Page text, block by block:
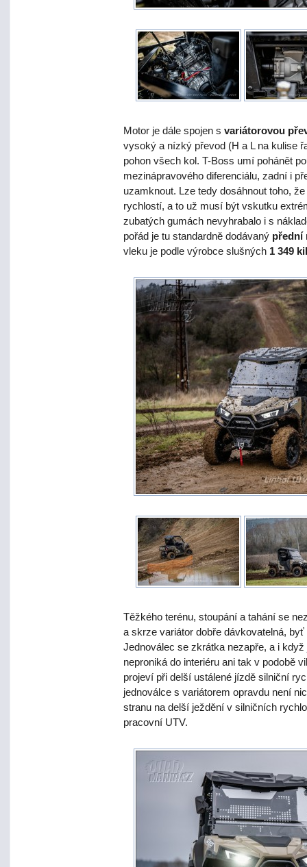
Motor je dále spojen s variátorovou
vysoký a nízký převod (H a L na kulise
pohon všech kol. T-Boss umí pohánět
mezinápravového diferenciálu, zadní i
uzamknout. Lze tedy dosáhnout toho,
rychlostí, a to už musí být vskutku
zubatých gumách nevyhrabalo i s
pořád je tu standardně dodávaný přední
vleku je podle výrobce slušných 1 349
Těžkého terénu, stoupání a tahání se
a skrze variátor dobře dávkovatelná,
Jednoválec se zkrátka nezapře, a i když
neproniká do interiéru ani tak v podobě
projeví při delší ustálené jízdě silniční
jednoválce s variátorem opravdu není
stranu na delší ježdění v silničních
pracovní UTV.